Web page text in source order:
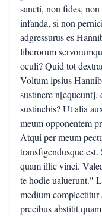
sancti, non fides,
infanda, si non
adgressurus es
liberorum
oculi? Quid tot
Voltum ipsius
sustinere n[equeunt],
sustinebis? Ut alia
meum opponentem
Atqui per meum
transfigendusque
quam illic vinci.
te hodie ualuerunt."
medium complectitur
precibus abstitit